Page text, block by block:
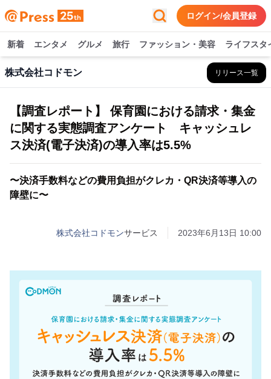
ログイン/会員登録
新着 エンタメ グルメ 旅行 ファッション・美容 ライフスタ
株式会社コドモン リリース一覧
【調査レポート】 保育園における請求・集金
に関する実態調査アンケート キャッシュレ
ス決済(電子決済)の導入率は5.5%
〜決済手数料などの費用負担がクレカ・QR決済等導入の
障壁に〜
株式会社コドモンサービス 2023年6月13日 10:00